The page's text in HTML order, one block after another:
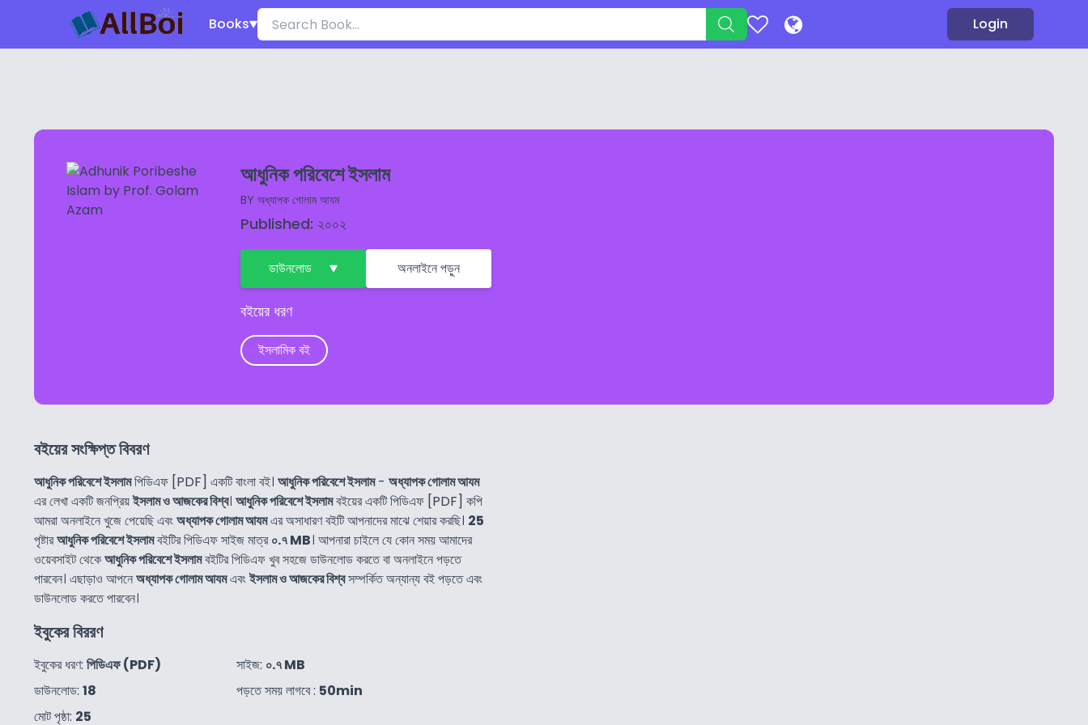
Books Login
আধুনিক পরিবেশে ইসলাম
BY অধ্যাপক গোলাম আযম
Published: ২০০২
ডাউনলোড অনলাইনে পড়ুন
বইয়ের ধরণ
ইসলামিক বই
বইয়ের সংক্ষিপ্ত বিবরণ
আধুনিক পরিবেশে ইসলামপিডিএফ [PDF] একটি বাংলা বই। আধুনিক পরিবেশে ইসলাম- অধ্যাপক গোলাম আযম
এর লেখা একটি জনপ্রিয়ইসলাম ও আজকের বিশ্ব। আধুনিক পরিবেশে ইসলামবইয়ের একটি পিডিএফ [PDF] কপি
আমরা অনলাইনে খুজে পেয়েছি এবংঅধ্যাপক গোলাম আযমএর অসাধারণ বইটি আপনাদের মাঝে শেয়ার করছি। 25
পৃষ্টারআধুনিক পরিবেশে ইসলামবইটির পিডিএফ সাইজ মাত্র০.৭ MB। আপনারা চাইলে যে কোন সময় আমাদের
ওয়েবসাইট থেকেআধুনিক পরিবেশে ইসলামবইটির পিডিএফ খুব সহজে ডাউনলোড করতে বা অনলাইনে পড়তে
পারবেন। এছাড়াও আপনেঅধ্যাপক গোলাম আযমএবংইসলাম ও আজকের বিশ্বসম্পর্কিত অন্যান্য বই পড়তে এবং
ডাউনলোড করতে পারবেন।
ইবুকের বিররণ
ইবুকের ধরণ: পিডিএফ (PDF)
ডাউনলোড: 18
মোট পৃষ্ঠা: 25
সাইজ: ০.৭ MB
পড়তে সময় লাগবে : 50min